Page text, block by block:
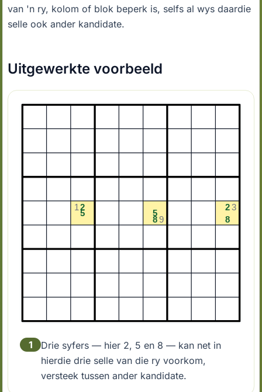
van 'n ry, kolom of blok beperk is, selfs al wys daardie
selle ook ander kandidate.
Uitgewerkte voorbeeld
1
Drie syfers — hier 2, 5 en 8 — kan net in
hierdie drie selle van die ry voorkom,
versteek tussen ander kandidate.